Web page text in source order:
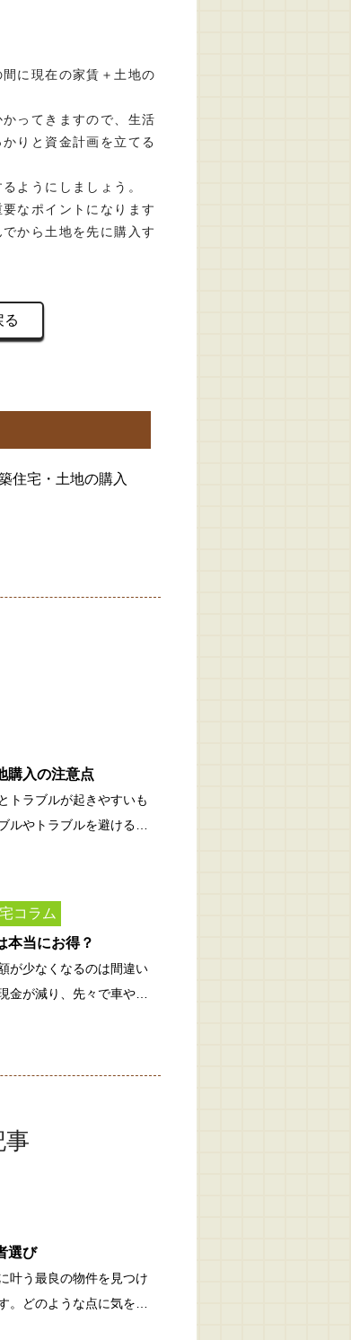
に現在の家賃＋土地の
ってきますので、生活
りと資金計画を立てる
ようにしましょう。
なポイントになります
から土地を先に購入す
る
住宅・土地の購入
購入の注意点
トラブルが起きやすいも
ルやトラブルを避ける…
コラム
本当にお得？
が少なくなるのは間違い
金が減り、先々で車や…
事
選び
叶う最良の物件を見つけ
。どのような点に気を…